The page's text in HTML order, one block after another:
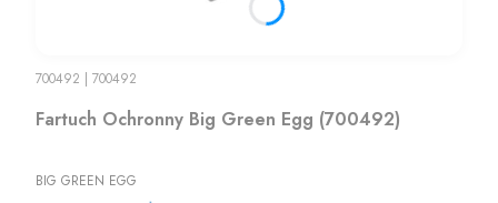
700492 700492
Fartuch Ochronny Big Green Egg (700492)
BIG GREEN EGG